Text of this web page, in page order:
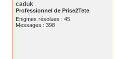
caduk
Professionnel de Prise2Tete
Enigmes résolues : 45
Messages : 398